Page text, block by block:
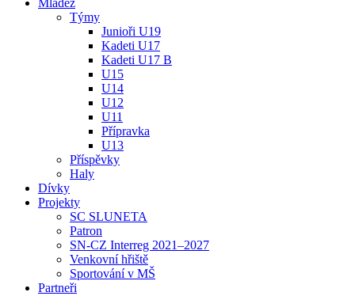
Týmy
Junioři U19
Kadeti U17
Kadeti U17 B
U15
U14
U12
U11
Přípravka
U13
Příspěvky
Haly
Dívky
Projekty
SC SLUNETA
Patron
SN-CZ Interreg 2021–2027
Venkovní hřiště
Sportování v MŠ
Partneři